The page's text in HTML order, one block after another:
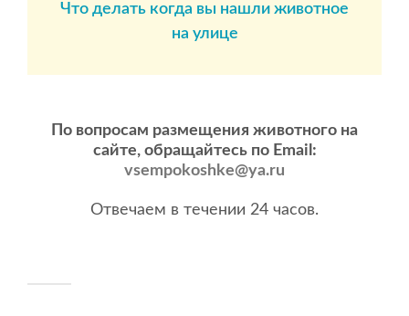
Что делать когда вы нашли животное
на улице
По вопросам размещения животного на
сайте, обращайтесь по Email:
vsempokoshke@ya.ru
Отвечаем в течении 24 часов.